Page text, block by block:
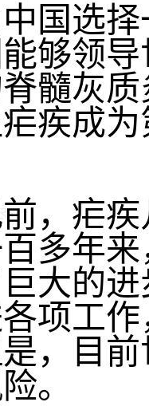
国选
够领
髓灰
疾成
，疟
多年
大的
项工
，目
。